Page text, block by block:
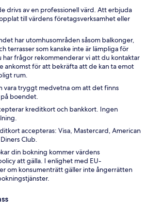
drivs av en professionell värd. Att erbjuda
till värdens företagsverksamhet eller
har utomhusområden såsom balkonger,
terrasser som kanske inte är lämpliga för
har frågor rekommenderar vi att du kontaktar
ankomst för att bekräfta att de kan ta emot
rum.
vara tryggt medvetna om att det finns
boendet.
kreditkort och bankkort. Ingen
accepteras: Visa, Mastercard, American
Club.
din bokning kommer värdens
att gälla. I enlighet med EU-
om konsumenträtt gäller inte ångerrätten